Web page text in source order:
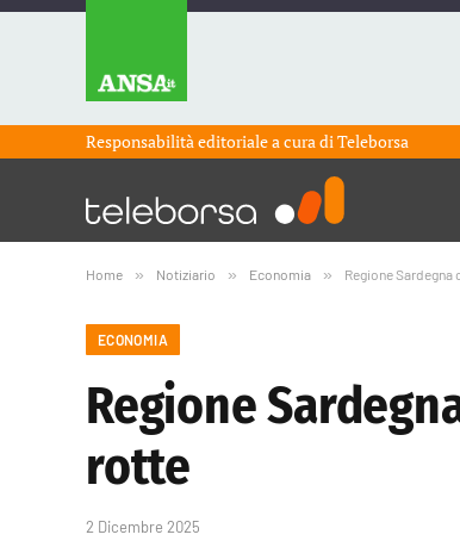
Responsabilità editoriale a cura diTeleborsa
Home » Notiziario » Economia » Regione
ECONOMIA
Regione
rotte
2 Dicembre 2025